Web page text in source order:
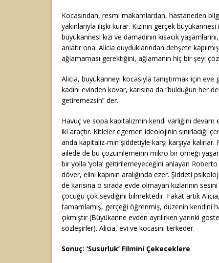
Kocasından, resmi makamlardan, hastaneden
yakınlarıyla ilişki kurar. Kızının gerçek büyükannesi
büyükannesi kızı ve damadının kısacık
anlatır ona. Alicia duyduklarından dehşete
ağlamaması gerektiğini, ağlamanın hiç bir şeyi
Alicia, büyükanneyi kocasıyla tanıştırmak için
kadını evinden kovar, karısına da “bulduğun her
getiremezsin” der.
Havuç ve sopa kapitalizmin kendi varlığını
iki araçtır. Kitleler egemen ideolojinin sınırladığı
anda kapitaliz-min şiddetiyle karşı karşıya kalırlar.
ailede de bu çözümlemenin mikro bir örneği
bir yolla ‘yola’ geitirilemeyeceğini anlayan
döver, elini kapının aralığında ezer. Şiddeti
de karısına o sırada evde olmayan kızlarının
çocuğu çok sevdiğini bilmektedir. Fakat artık
tamamlamış, gerçeği öğrenmiş, düzenin kendini
çıkmıştır (Büyükanne evden ayrılırken yarınki
sözleşirler). Alicia, evi ve kocasını terkeder.
Sonuç: ‘Susurluk’ Filmini Çekeceklere